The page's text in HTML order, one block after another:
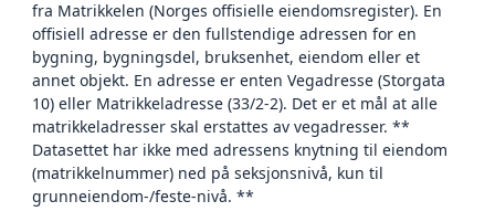
fra Matrikkelen (Norges offisielle eiendomsregister). En
offisiell adresse er den fullstendige adressen for en
bygning, bygningsdel, bruksenhet, eiendom eller et
annet objekt. En adresse er enten Vegadresse (Storgata
10) eller Matrikkeladresse (33/2-2). Det er et mål at alle
matrikkeladresser skal erstattes av vegadresser. **
Datasettet har ikke med adressens knytning til eiendom
(matrikkelnummer) ned på seksjonsnivå, kun til
grunneiendom-/feste-nivå. **